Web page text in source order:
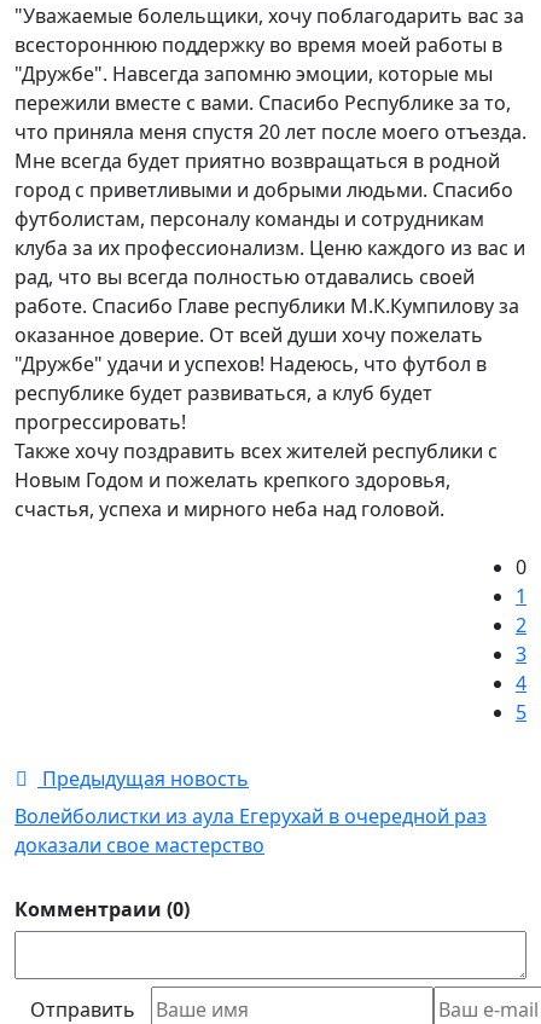
"Уважаемые болельщики, хочу поблагодарить вас за
всестороннюю поддержку во время моей работы в
"Дружбе". Навсегда запомню эмоции, которые мы
пережили вместе с вами. Спасибо Республике за то,
что приняла меня спустя 20 лет после моего отъезда.
Мне всегда будет приятно возвращаться в родной
город с приветливыми и добрыми людьми. Спасибо
футболистам, персоналу команды и сотрудникам
клуба за их профессионализм. Ценю каждого из вас и
рад, что вы всегда полностью отдавались своей
работе. Спасибо Главе республики М.К.Кумпилову за
оказанное доверие. От всей души хочу пожелать
"Дружбе" удачи и успехов! Надеюсь, что футбол в
республике будет развиваться, а клуб будет
прогрессировать!
Также хочу поздравить всех жителей республики с
Новым Годом и пожелать крепкого здоровья,
счастья, успеха и мирного неба над головой.
0
1
2
3
4
5
Предыдущая новость
Волейболистки из аула Егерухай в очередной раз
доказали свое мастерство
Комментраии (0)
Отправить